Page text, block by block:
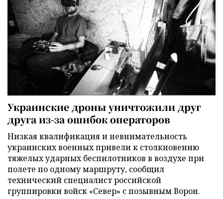
Украинские дроны уничтожили друг
друга из-за ошибок операторов
Низкая квалификация и невнимательность
украинских военных привели к столкновению
тяжелых ударных беспилотников в воздухе при
полете по одному маршруту, сообщил
технический специалист российской
группировки войск «Север» с позывным Ворон.